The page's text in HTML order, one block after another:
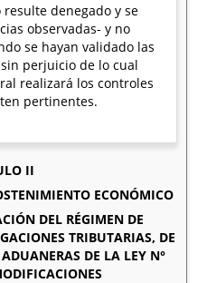
denegado y se
observadas- y no
se hayan validado las
perjuicio de lo cual
realizará los controles
pertinentes.
II
ECONÓMICO
DEL RÉGIMEN DE
TRIBUTARIAS, DE
DE LA LEY N°